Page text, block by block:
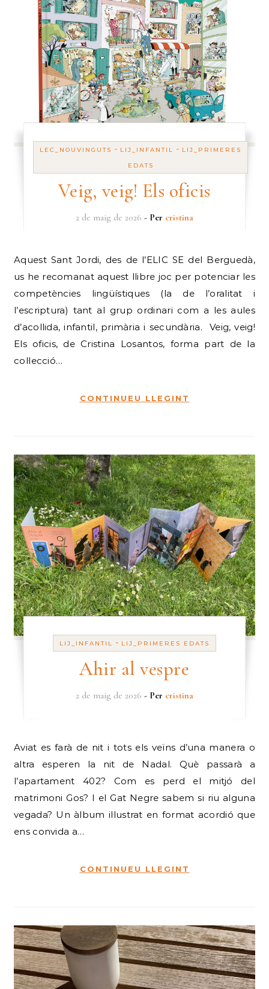
LEC_NOUVINGUTS - LIJ_INFANTIL - LIJ_PRIMERES
EDATS
Veig, veig! Els oficis
2 de maig de 2026 - Per cristina
Aquest Sant Jordi, des de l’ELIC SE del Berguedà,
us he recomanat aquest llibre joc per potenciar les
competències lingüístiques (la de l’oralitat i
l’escriptura) tant al grup ordinari com a les aules
d’acollida, infantil, primària i secundària. Veig, veig!
Els oficis, de Cristina Losantos, forma part de la
col·lecció…
CONTINUEU LLEGINT
LIJ_INFANTIL - LIJ_PRIMERES EDATS
Ahir al vespre
2 de maig de 2026 - Per cristina
Aviat es farà de nit i tots els veïns d’una manera o
altra esperen la nit de Nadal. Què passarà a
l’apartament 402? Com es perd el mitjó del
matrimoni Gos? I el Gat Negre sabem si riu alguna
vegada? Un àlbum il·lustrat en format acordió que
ens convida a…
CONTINUEU LLEGINT